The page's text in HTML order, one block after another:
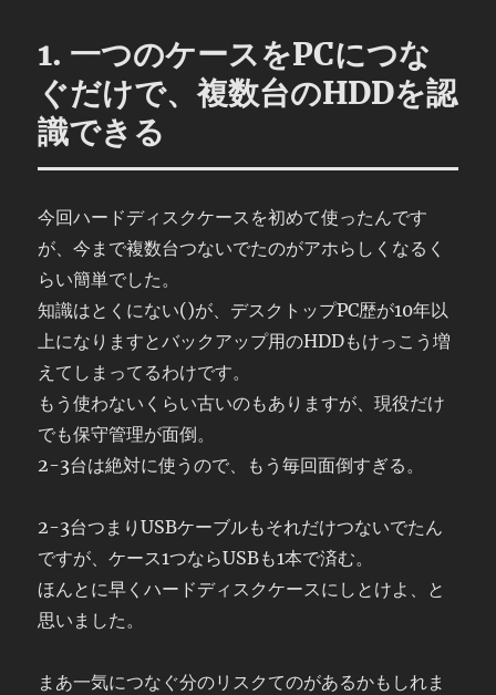
1. 一つのケースをPCにつな
ぐだけで、複数台のHDDを認
識できる
今回ハードディスクケースを初めて使ったんです
が、今まで複数台つないでたのがアホらしくなるく
らい簡単でした。
知識はとくにない()が、デスクトップPC歴が10年以
上になりますとバックアップ用のHDDもけっこう増
えてしまってるわけです。
もう使わないくらい古いのもありますが、現役だけ
でも保守管理が面倒。
2-3台は絶対に使うので、もう毎回面倒すぎる。
2-3台つまりUSBケーブルもそれだけつないでたん
ですが、ケース1つならUSBも1本で済む。
ほんとに早くハードディスクケースにしとけよ、と
思いました。
まあ一気につなぐ分のリスクてのがあるかもしれま